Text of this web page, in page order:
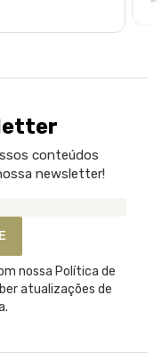
conteúdos
newsletter!
nossa Política de
atualizações de